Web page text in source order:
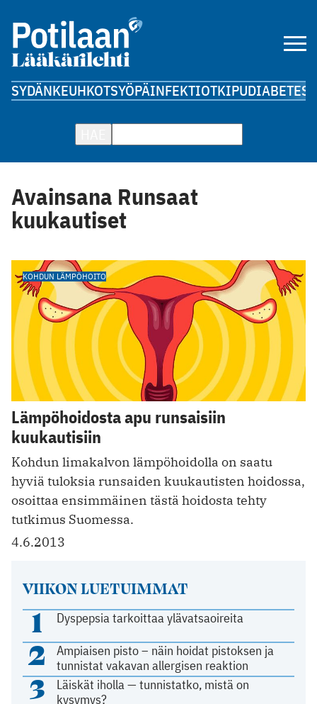
SYDÄNKEUHKOTSYÖPÄINFEKTIOTKIPUDIABETES
Avainsana Runsaat
kuukautiset
KOHDUN LÄMPÖHOITO
Lämpöhoidosta apu runsaisiin
kuukautisiin
Kohdun limakalvon lämpöhoidolla on saatu
hyviä tuloksia runsaiden kuukautisten hoidossa,
osoittaa ensimmäinen tästä hoidosta tehty
tutkimus Suomessa.
4.6.2013
VIIKON LUETUIMMAT
1 Dyspepsia tarkoittaa ylävatsaoireita
2
Ampiaisen pisto – näin hoidat pistoksen ja
tunnistat vakavan allergisen reaktion
3
Läiskät iholla — tunnistatko, mistä on
kysymys?